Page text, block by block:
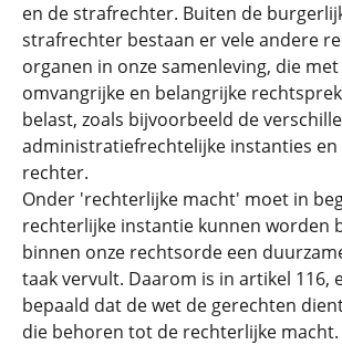
en de strafrechter. Buiten de
strafrechter bestaan er vele andere
organen in onze samenleving, die met
omvangrijke en belangrijke
belast, zoals bijvoorbeeld de
administratiefrechtelijke instanties
rechter.
Onder 'rechterlijke macht' moet in
rechterlijke instantie kunnen worden
binnen onze rechtsorde een
taak vervult. Daarom is in artikel 116,
bepaald dat de wet de gerechten
die behoren tot de rechterlijke macht.